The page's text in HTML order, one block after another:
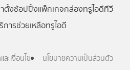
ตั้งช้อปปิ้งแพ็กเกจกล่องทรูไอดีทีวี
การช่วยเหลือทรูไอดี
ะเงื่อนไข
นโยบายความเป็นส่วนตัว